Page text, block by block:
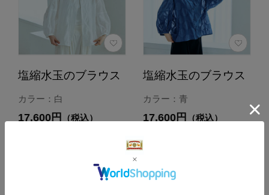
塩縮水玉のブラウス
カラー：白
17,600円 （税込）
カートに入れる
塩縮水玉のブラウス
カラー：青
17,600円 （税込）
カートに入れる